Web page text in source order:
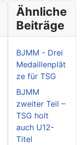
Ähnliche
Beiträge
BJMM - Drei
Medaillenplät
ze für TSG
BJMM
zweiter Teil –
TSG holt
auch U12-
Titel